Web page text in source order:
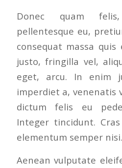
Donec quam
pellentesque eu,
consequat massa quis
justo, fringilla vel,
eget, arcu. In enim
imperdiet a, venenatis
dictum felis eu
Integer tincidunt.
elementum semper nisi.
Aenean vulputate